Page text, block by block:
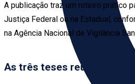
A publicação traz um roteiro prático
Justiça Federal ou na Estadual,
na Agência Nacional de Vigilância
As três teses reunidas